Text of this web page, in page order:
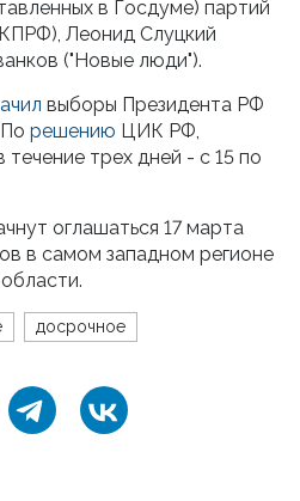
в Госдуме) партий
Леонид Слуцкий
("Новые люди").
выборы Президента РФ
решению ЦИК РФ,
трех дней - с 15 по
оглашаться 17 марта
в самом западном регионе
досрочное